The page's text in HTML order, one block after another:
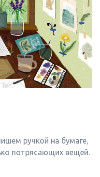
ручкой на бумаге,
потрясающих вещей.